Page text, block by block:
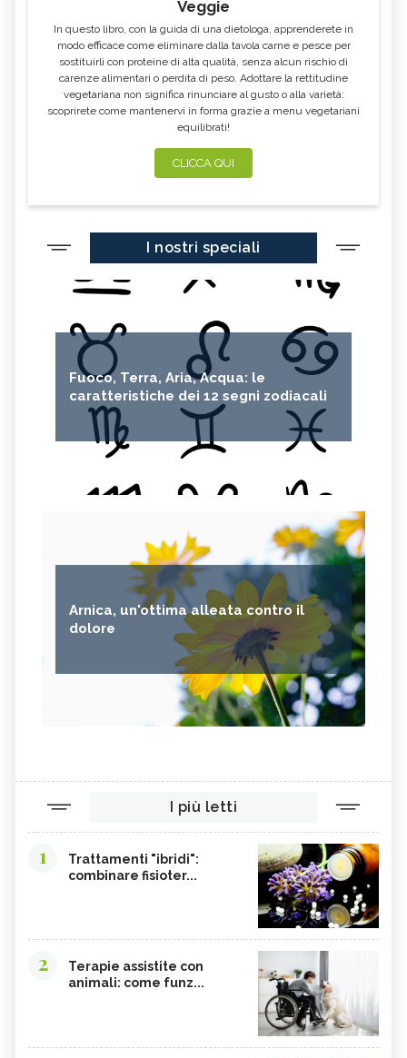
Veggie
In questo libro, con la guida di una dietologa, apprenderete in
modo efficace come eliminare dalla tavola carne e pesce per
sostituirli con proteine di alta qualità, senza alcun rischio di
carenze alimentari o perdita di peso. Adottare la rettitudine
vegetariana non significa rinunciare al gusto o alla varietà:
scoprirete come mantenervi in forma grazie a menu vegetariani
equilibrati!
CLICCA QUI
I nostri speciali
Fuoco, Terra, Aria, Acqua: le
caratteristiche dei 12 segni zodiacali
Arnica, un'ottima alleata contro il
dolore
I più letti
1
Trattamenti "ibridi":
combinare fisioter...
2
Terapie assistite con
animali: come funz...